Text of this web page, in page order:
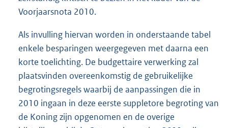
Voorjaarsnota 2010.
Als invulling hiervan worden in onderstaande tabel
enkele besparingen weergegeven met daarna een
korte toelichting. De budgettaire verwerking zal
plaatsvinden overeenkomstig de gebruikelijke
begrotingsregels waarbij de aanpassingen die in
2010 ingaan in deze eerste suppletore begroting van
de Koning zijn opgenomen en de overige